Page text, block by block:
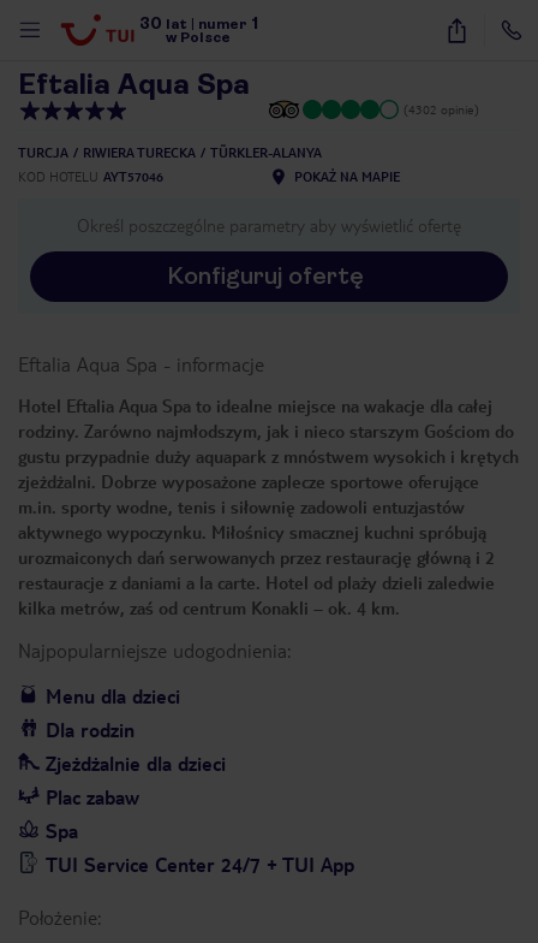
30 lat numer 1
w Polsce
24
Eftalia Aqua Spa
(4302 opinie)
TURCJA RIWIERA TURECKA
TÜRKLER-ALANYA
KOD HOTELU AYT57046 POKAŻ NA MAPIE
Określ poszczególne parametry aby wyświetlić ofertę
Konfiguruj ofertę
Eftalia Aqua Spa - informacje
Hotel Eftalia Aqua Spa to idealne miejsce na wakacje dla całej
rodziny. Zarówno najmłodszym, jak i nieco starszym Gościom do
gustu przypadnie duży aquapark z mnóstwem wysokich i krętych
zjeżdżalni. Dobrze wyposażone zaplecze sportowe oferujące
m.in. sporty wodne, tenis i siłownię zadowoli entuzjastów
aktywnego wypoczynku. Miłośnicy smacznej kuchni spróbują
urozmaiconych dań serwowanych przez restaurację główną i 2
restauracje z daniami a la carte. Hotel od plaży dzieli zaledwie
kilka metrów, zaś od centrum Konakli – ok. 4 km.
Najpopularniejsze udogodnienia:
Menu dla dzieci
Dla rodzin
Zjeżdżalnie dla dzieci
Plac zabaw
Spa
TUI Service Center 24/7 + TUI App
Położenie: